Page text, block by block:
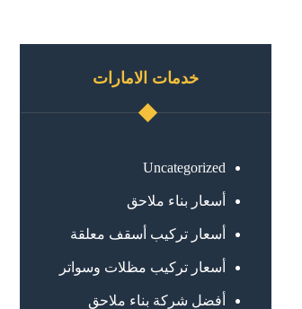
خدمات الامارات
Uncategorized
أسعار بناء ملاحق
أسعار تركيب أسقف معلقة
أسعار تركيب مظلات وسواتر
أفضل شركة بناء ملاحق